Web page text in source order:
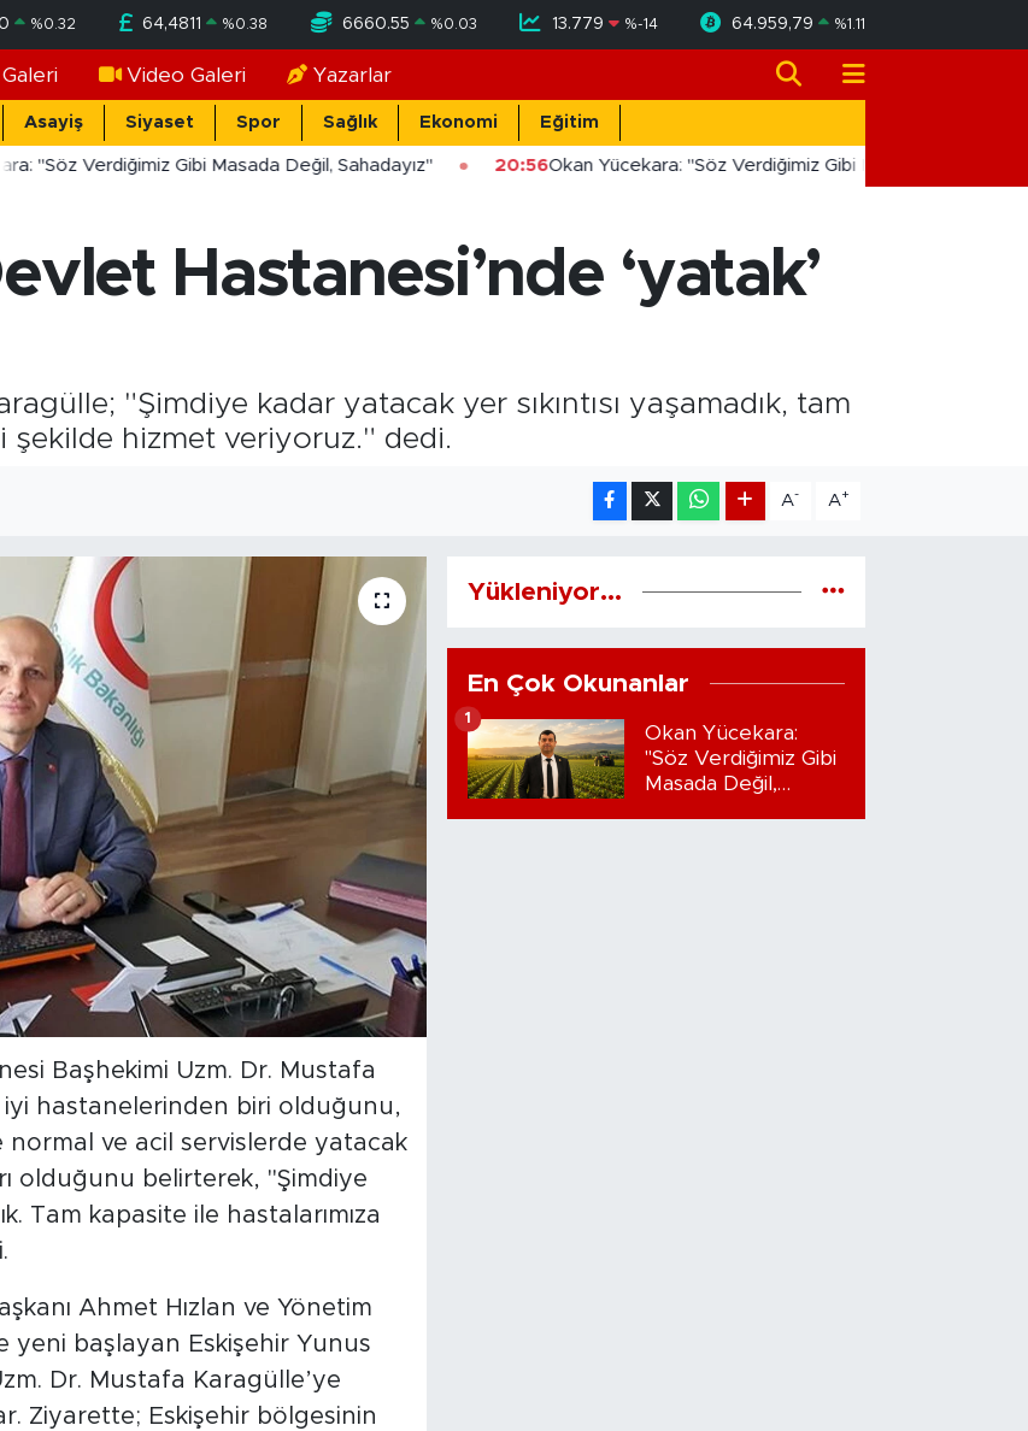
%0.32 64,4811 %0.38 6660.55 %0.03 13.779 %-14 64.959,79 %1.11
Video Galeri Yazarlar
Asayiş Siyaset Spor Sağlık Ekonomi Eğitim
"Söz Verdiğimiz Gibi Masada Değil, Sahadayız" 20:56Okan Yücekara: "Söz Verdiğimiz Gibi Masada Değil,
Hastanesi’nde ‘yatak’
"Şimdiye kadar yatacak yer sıkıntısı yaşamadık, tam
şekilde hizmet veriyoruz." dedi.
A- A+
Başhekimi Uzm. Dr. Mustafa
hastanelerinden biri olduğunu,
normal ve acil servislerde yatacak
olduğunu belirterek, "Şimdiye
Tam kapasite ile hastalarımıza
Ahmet Hızlan ve Yönetim
yeni başlayan Eskişehir Yunus
Dr. Mustafa Karagülle’ye
Ziyarette; Eskişehir bölgesinin
Yükleniyor...
En Çok Okunanlar
Okan Yücekara:
"Söz Verdiğimiz Gibi
Masada Değil,
1